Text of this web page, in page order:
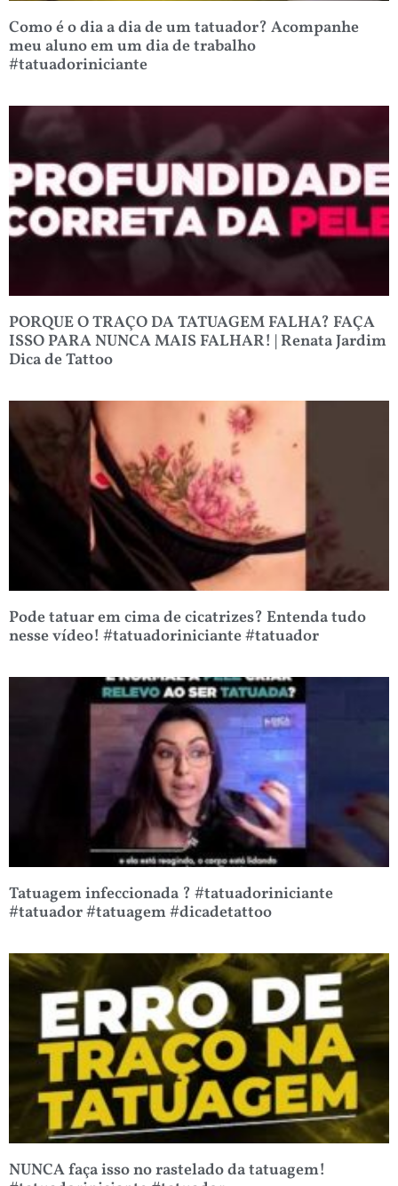
Como é o dia a dia de um tatuador? Acompanhe
meu aluno em um dia de trabalho
#tatuadoriniciante
PORQUE O TRAÇO DA TATUAGEM FALHA? FAÇA
ISSO PARA NUNCA MAIS FALHAR! | Renata Jardim
Dica de Tattoo
Pode tatuar em cima de cicatrizes? Entenda tudo
nesse vídeo! #tatuadoriniciante #tatuador
Tatuagem infeccionada ? #tatuadoriniciante
#tatuador #tatuagem #dicadetattoo
NUNCA faça isso no rastelado da tatuagem!